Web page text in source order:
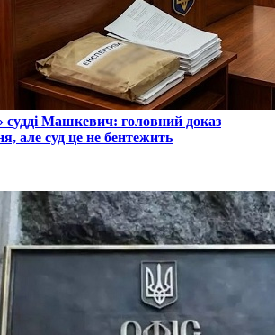
судді Машкевич: головний доказ
але суд це не бентежить